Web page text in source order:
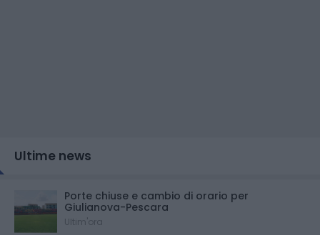
Ultime news
Porte chiuse e cambio di orario per
Giulianova-Pescara
Ultim'ora